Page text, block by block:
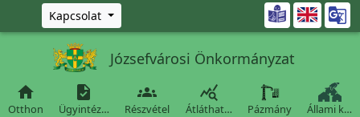
Ugrás a fő tartalomra
Kapcsolat 
Józsefvárosi Önkormányzat

Otthon

Ügyintéz…

Részvétel

Átláthat… Pázmány Állami k…